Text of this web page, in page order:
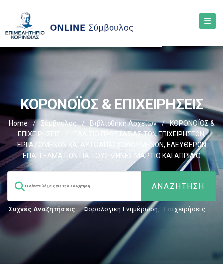
ΚΟΡΟΝΟΪΟΣ & ΕΠΙΧΕΙΡΗΣΕΙΣ
Home / Σύμβουλος / Βιβλιοθήκη Αρχείων /
ΚΟΡΟΝΟΪΟΣ &
ΕΠΙΧΕΙΡΗΣΕΙΣ
ΠΛΑΙΣΙΟ ΠΡΟΣΤΑΣΙΑΣ ΤΩΝ ΕΠΙΧΕΙΡΗΣΕΩΝ,
ΕΡΓΑΖΟΜΕΝΩΝ ΚΑΙ ΑΥΤΟΑΠΑΣΧΟΛΟΥΜΕΝΩΝ, ΕΛΕΥΘΕΡΩΝ
ΕΠΑΓΓΕΛΜΑΤΙΩΝ ΓΙΑ ΤΟΥΣ ΜΗΝΕΣ ΜΑΡΤΙΟ ΚΑΙ ΑΠΡΙΛΙΟ
Συχνές Αναζητήσεις: Φορολογικη Ενημέρωση, Επιχειρήσεις